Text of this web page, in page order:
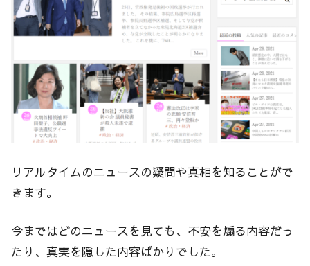
リアルタイムのニュースの疑問や真相を知ることがで
きます。
今まではどのニュースを見ても、不安を煽る内容だっ
たり、真実を隠した内容ばかりでした。